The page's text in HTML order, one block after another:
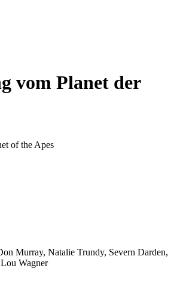
vom Planet der
of the Apes
Murray, Natalie Trundy, Severn Darden,
Wagner